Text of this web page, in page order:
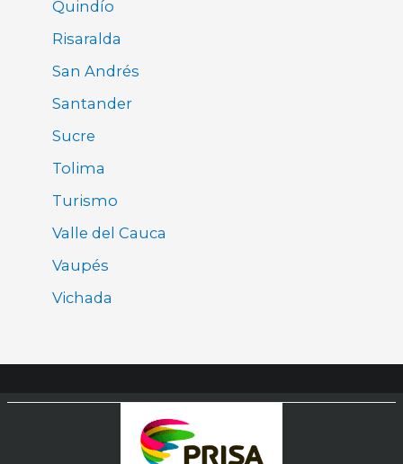
Quindío
Risaralda
San Andrés
Santander
Sucre
Tolima
Turismo
Valle del Cauca
Vaupés
Vichada